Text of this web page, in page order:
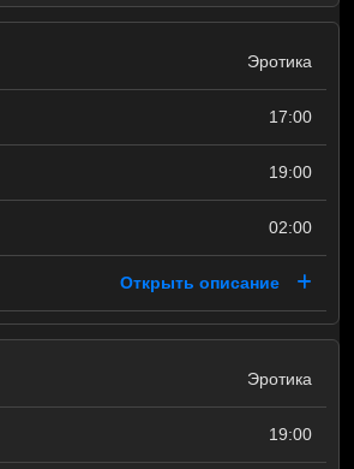
Эротика
17:00
19:00
02:00
Открыть описание
Эротика
19:00